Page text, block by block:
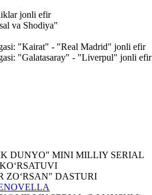
jonli efir
va Shodiya"
"Kairat" - "Real Madrid" jonli efir
"Galatasaray" - "Liverpul" jonli efir
DUNYO" MINI MILLIY SERIAL
ZO‘RSAN" DASTURI